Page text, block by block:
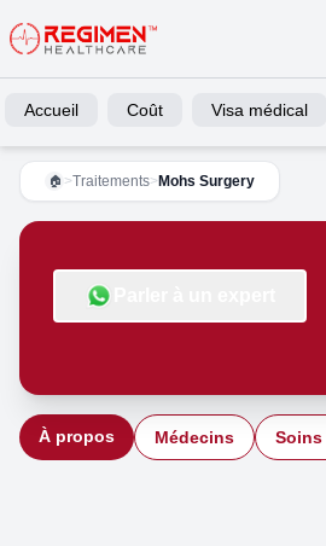
Accueil Coût Visa médical
🏠 >Traitements> Mohs Surgery
À propos Médecins Soins